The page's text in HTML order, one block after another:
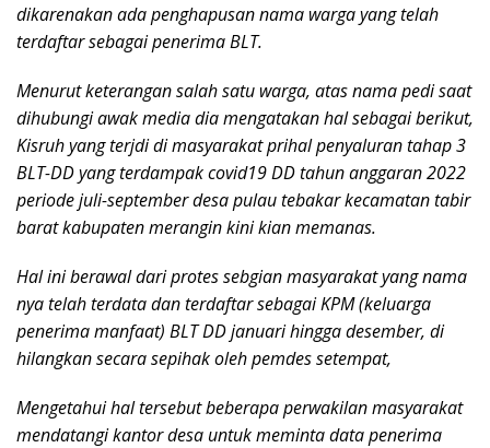
dikarenakan ada penghapusan nama warga yang telah
terdaftar sebagai penerima BLT.
Menurut keterangan salah satu warga, atas nama pedi saat
dihubungi awak media dia mengatakan hal sebagai berikut,
Kisruh yang terjdi di masyarakat prihal penyaluran tahap 3
BLT-DD yang terdampak covid19 DD tahun anggaran 2022
periode juli-september desa pulau tebakar kecamatan tabir
barat kabupaten merangin kini kian memanas.
Hal ini berawal dari protes sebgian masyarakat yang nama
nya telah terdata dan terdaftar sebagai KPM (keluarga
penerima manfaat) BLT DD januari hingga desember, di
hilangkan secara sepihak oleh pemdes setempat,
Mengetahui hal tersebut beberapa perwakilan masyarakat
mendatangi kantor desa untuk meminta data penerima